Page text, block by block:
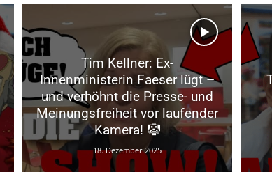
Tim Kellner: Ex-
Innenministerin Faeser lügt –
und verhöhnt die Presse- und
Meinungsfreiheit vor laufender
Kamera! 🤡
18. Dezember 2025